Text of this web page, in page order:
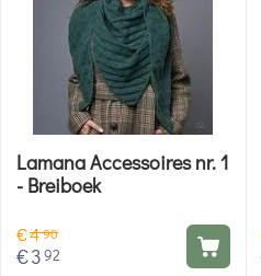
Lamana Accessoires nr. 1
- Breiboek
€490
€392